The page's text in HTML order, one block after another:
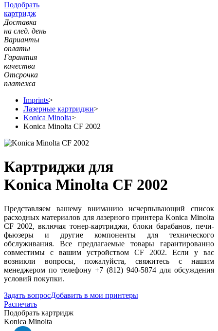
Подобрать
картридж
Доставка
на след. день
Варианты
оплаты
Гарантия
качества
Отсрочка
платежа
Imprints>
Лазерные картриджи>
Konica Minolta>
Konica Minolta CF 2002
Картриджи для
Konica Minolta CF 2002
Представляем вашему вниманию исчерпывающий список
расходных материалов для лазерного принтера Konica Minolta
CF 2002, включая тонер-картриджи, блоки барабанов, печи-
фьюзеры и другие компоненты для технического
обслуживания. Все предлагаемые товары гарантированно
совместимы с вашим устройством CF 2002. Если у вас
возникли вопросы, пожалуйста, свяжитесь с нашим
менеджером по телефону +7 (812) 940-5874 для обсуждения
условий покупки.
Задать вопросДобавить в мои принтеры
Распечать
Подобрать картридж
Konica Minolta